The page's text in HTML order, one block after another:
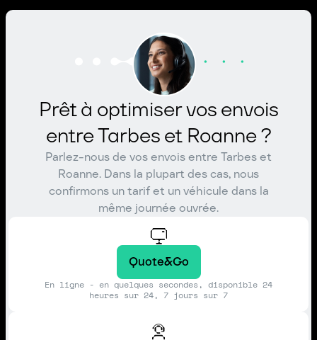
Prêt à optimiser vos envois
entre Tarbes et Roanne ?
Parlez-nous de vos envois entre Tarbes et
Roanne. Dans la plupart des cas, nous
confirmons un tarif et un véhicule dans la
même journée ouvrée.
Quote&Go
En ligne - en quelques secondes, disponible 24
heures sur 24, 7 jours sur 7